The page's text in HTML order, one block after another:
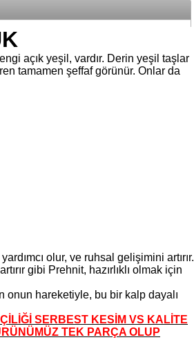
açık yeşil, vardır. Derin yeşil taşlar
tamamen şeffaf görünür. Onlar da
olur, ve ruhsal gelişimini artırır.
gibi Prehnit, hazırlıklı olmak için
hareketiyle, bu bir kalp dayalı
SERBEST KESİM VS KALİTE
TEK PARÇA OLUP